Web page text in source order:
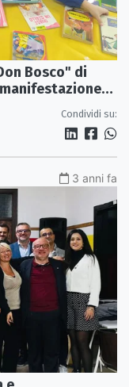
Bosco" di
Condividi su:
3 anni fa